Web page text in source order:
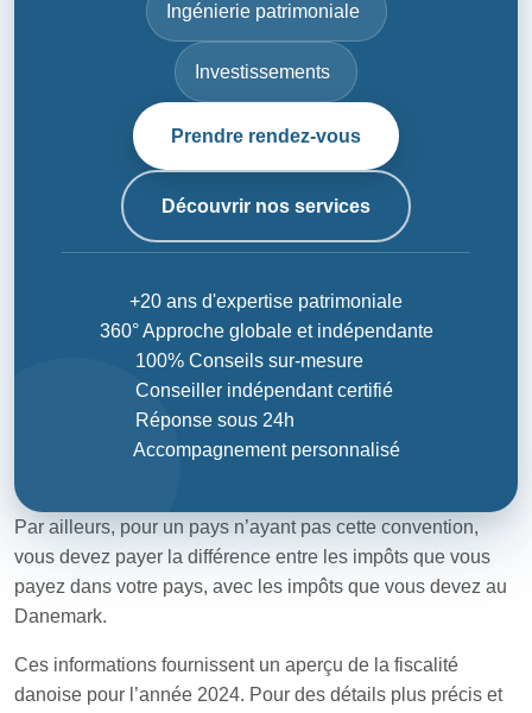
Ingénierie patrimoniale
Investissements
Prendre rendez-vous
Découvrir nos services
+20 ans d'expertise patrimoniale
360° Approche globale et indépendante
100% Conseils sur-mesure
Conseiller indépendant certifié
Réponse sous 24h
Accompagnement personnalisé
Par ailleurs, pour un pays n’ayant pas cette convention,
vous devez payer la différence entre les impôts que vous
payez dans votre pays, avec les impôts que vous devez au
Danemark.
Ces informations fournissent un aperçu de la fiscalité
danoise pour l’année 2024. Pour des détails plus précis et